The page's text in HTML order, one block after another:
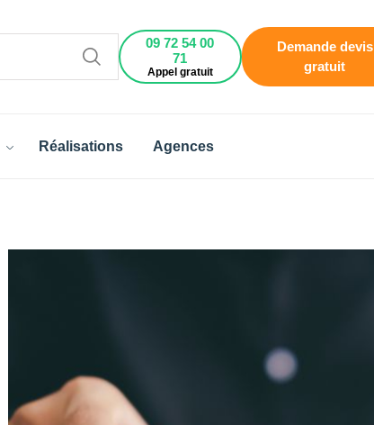
09 72 54 00
71
Appel gratuit
Demande devis
gratuit
Réalisations Agences